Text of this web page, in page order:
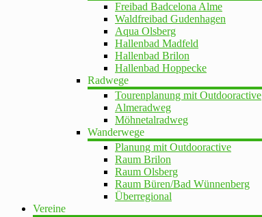
Freibad Badcelona Alme
Waldfreibad Gudenhagen
Aqua Olsberg
Hallenbad Madfeld
Hallenbad Brilon
Hallenbad Hoppecke
Radwege
Tourenplanung mit Outdooractive
Almeradweg
Möhnetalradweg
Wanderwege
Planung mit Outdooractive
Raum Brilon
Raum Olsberg
Raum Büren/Bad Wünnenberg
Überregional
Vereine